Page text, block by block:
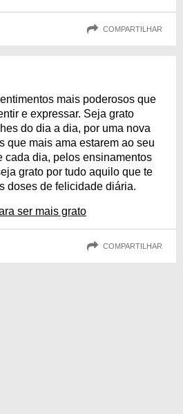
COMPARTILHAR
mais poderosos que
e expressar. Seja grato
do dia a dia, por uma nova
que mais ama estarem ao seu
cada dia, pelos ensinamentos
grato por tudo aquilo que te
doses de felicidade diária.
ser mais grato
COMPARTILHAR